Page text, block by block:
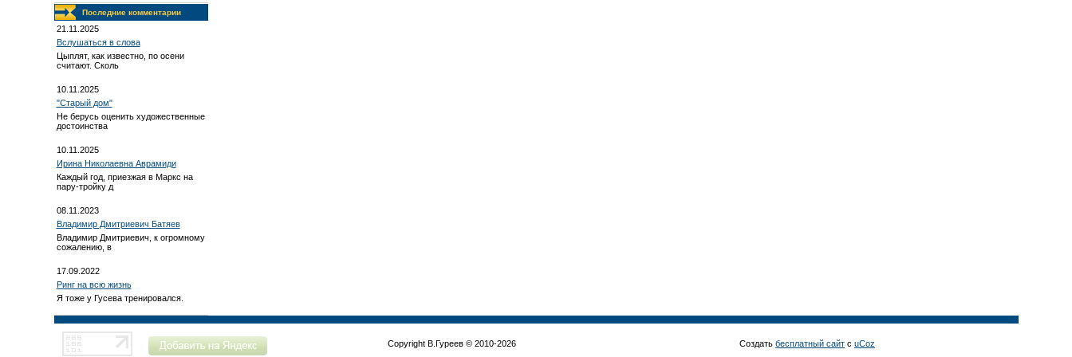
Последние комментарии
21.11.2025
Вслушаться в слова
Цыплят, как известно, по осени
считают. Сколь
10.11.2025
"Старый дом"
Не берусь оценить художественные
достоинства
10.11.2025
Ирина Николаевна Аврамиди
Каждый год, приезжая в Маркс на
пару-тройку д
08.11.2023
Владимир Дмитриевич Батяев
Владимир Дмитриевич, к огромному
сожалению, в
17.09.2022
Ринг на всю жизнь
Я тоже у Гусева тренировался.
Copyright В.Гуреев © 2010-2026 Создать бесплатный сайт с uCoz